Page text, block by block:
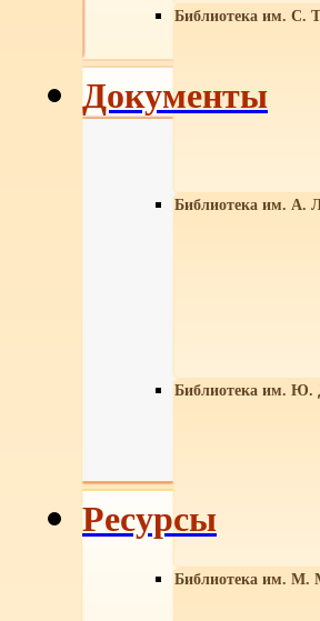
Библиотека им. С.
Библиотека им. А.
Библиотека им. Ю.
Библиотека им. М.
Документы
Ресурсы